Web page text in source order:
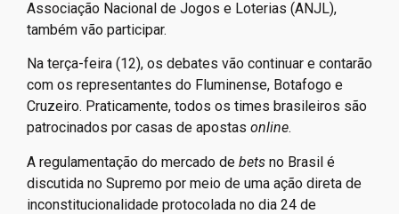
Associação Nacional de Jogos e Loterias (ANJL),
também vão participar.
Na terça-feira (12), os debates vão continuar e contarão
com os representantes do Fluminense, Botafogo e
Cruzeiro. Praticamente, todos os times brasileiros são
patrocinados por casas de apostas online.
A regulamentação do mercado de bets no Brasil é
discutida no Supremo por meio de uma ação direta de
inconstitucionalidade protocolada no dia 24 de